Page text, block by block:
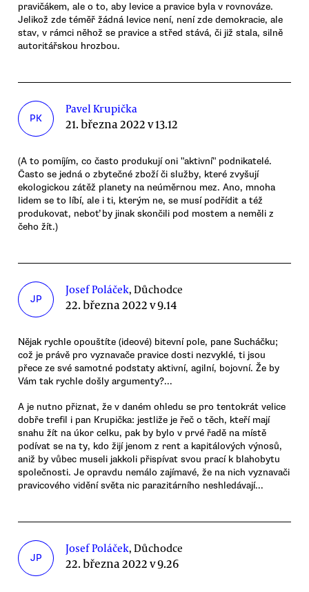
pravičákem, ale o to, aby levice a pravice byla v rovnováze.
Jelikož zde téměř žádná levice není, není zde demokracie, ale
stav, v rámci něhož se pravice a střed stává, či již stala, silně
autoritářskou hrozbou.
PK
Pavel Krupička
21. března 2022 v 13.12
(A to pomíjím, co často produkují oni "aktivní" podnikatelé.
Často se jedná o zbytečné zboží či služby, které zvyšují
ekologickou zátěž planety na neúměrnou mez. Ano, mnoha
lidem se to líbí, ale i ti, kterým ne, se musí podřídit a též
produkovat, neboť by jinak skončili pod mostem a neměli z
čeho žít.)
JP
Josef Poláček, Důchodce
22. března 2022 v 9.14
Nějak rychle opouštíte (ideové) bitevní pole, pane Sucháčku;
což je právě pro vyznavače pravice dosti nezvyklé, ti jsou
přece ze své samotné podstaty aktivní, agilní, bojovní. Že by
Vám tak rychle došly argumenty?...
A je nutno přiznat, že v daném ohledu se pro tentokrát velice
dobře trefil i pan Krupička: jestliže je řeč o těch, kteří mají
snahu žít na úkor celku, pak by bylo v prvé řadě na místě
podívat se na ty, kdo žijí jenom z rent a kapitálových výnosů,
aniž by vůbec museli jakkoli přispívat svou prací k blahobytu
společnosti. Je opravdu nemálo zajímavé, že na nich vyznavači
pravicového vidění světa nic parazitárního neshledávají...
JP
Josef Poláček, Důchodce
22. března 2022 v 9.26